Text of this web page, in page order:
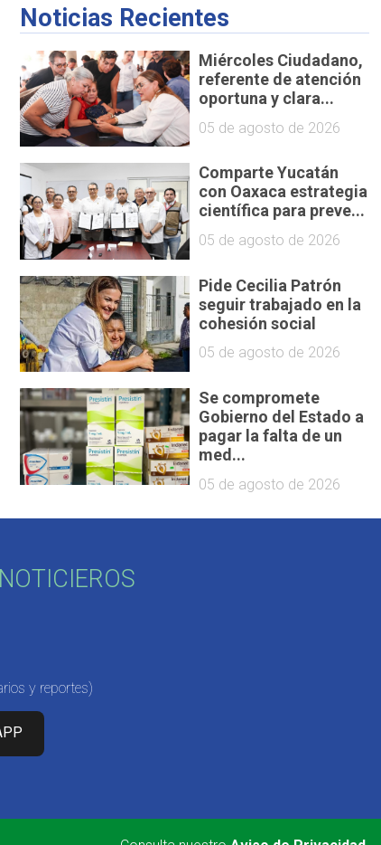
Noticias Recientes
Miércoles Ciudadano,
referente de atención
oportuna y clara...
05 de agosto de 2026
Comparte Yucatán
con Oaxaca estrategia
científica para preve...
05 de agosto de 2026
Pide Cecilia Patrón
seguir trabajado en la
cohesión social
05 de agosto de 2026
Se compromete
Gobierno del Estado a
pagar la falta de un
med...
05 de agosto de 2026
y reportes)